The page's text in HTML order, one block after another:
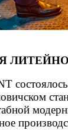
состоялось